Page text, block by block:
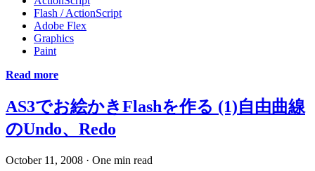
Flash / ActionScript
Adobe Flex
Graphics
Paint
Read more
AS3でお絵かきFlashを作る (1)自由曲線
のUndo、Redo
October 11, 2008 · One min read